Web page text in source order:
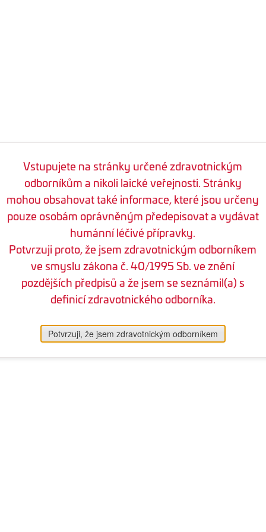
Vstupujete na stránky určené zdravotnickým
odborníkům a nikoli laické veřejnosti. Stránky
mohou obsahovat také informace, které jsou určeny
pouze osobám oprávněným předepisovat a vydávat
humánní léčivé přípravky.
Potvrzuji proto, že jsem zdravotnickým odborníkem
ve smyslu zákona č. 40/1995 Sb. ve znění
pozdějších předpisů a že jsem se seznámil(a) s
definicí zdravotnického odborníka.
Potvrzuji, že jsem zdravotnickým odborníkem